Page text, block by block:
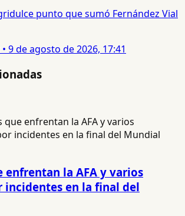
punto que sumó Fernández Vial
• 9 de agosto de 2026, 17:41
enfrentan la AFA y varios
incidentes en la final del